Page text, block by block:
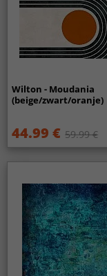
Wilton - Moudania
(beige/zwart/oranje)
44.99 € 59.99 €